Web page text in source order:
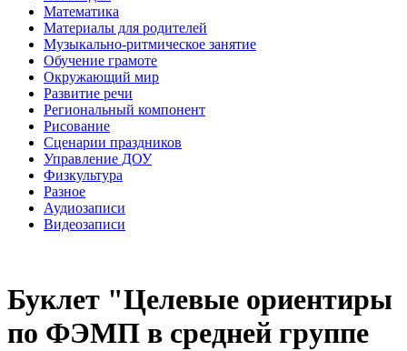
Математика
Материалы для родителей
Музыкально-ритмическое занятие
Обучение грамоте
Окружающий мир
Развитие речи
Региональный компонент
Рисование
Сценарии праздников
Управление ДОУ
Физкультура
Разное
Аудиозаписи
Видеозаписи
Буклет "Целевые ориентиры
по ФЭМП в средней группе